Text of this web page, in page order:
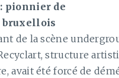
pionnier de
bruxellois
de la scène
structure
avait été forcé de